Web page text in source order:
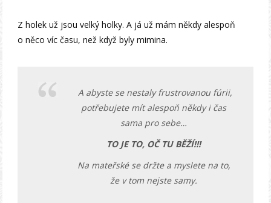
Z holek už jsou velký holky. A já už mám někdy alespoň
o něco víc času, než když byly mimina.
A abyste se nestaly frustrovanou fúrii,
potřebujete mít alespoň někdy i čas
sama pro sebe…
TO JE TO, OČ TU BĚŽÍ!!!
Na mateřské se držte a myslete na to,
že v tom nejste samy.